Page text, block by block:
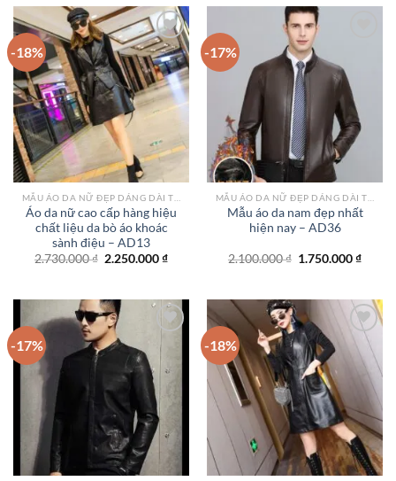
-18%
Add to
wishlist
Áo da nữ cao cấp hàng hiệu
chất liệu da bò áo khoác
sành điệu – AD13
2.730.000₫ Giá
2.250.000₫Giá
2.250.000 ₫.
-17%
Add to
wishlist
Mẫu áo da nam đẹp nhất
hiện nay – AD36
2.100.000₫ Giá
1.750.000₫Giá
-17%
Add to
wishlist
-18%
Add to
wishlist